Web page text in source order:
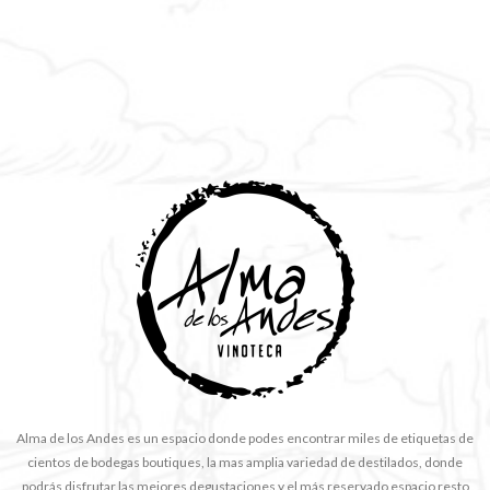
Alma de los Andes es un espacio donde podes encontrar miles de etiquetas de
cientos de bodegas boutiques, la mas amplia variedad de destilados, donde
podrás disfrutar las mejores degustaciones y el más reservado espacio resto